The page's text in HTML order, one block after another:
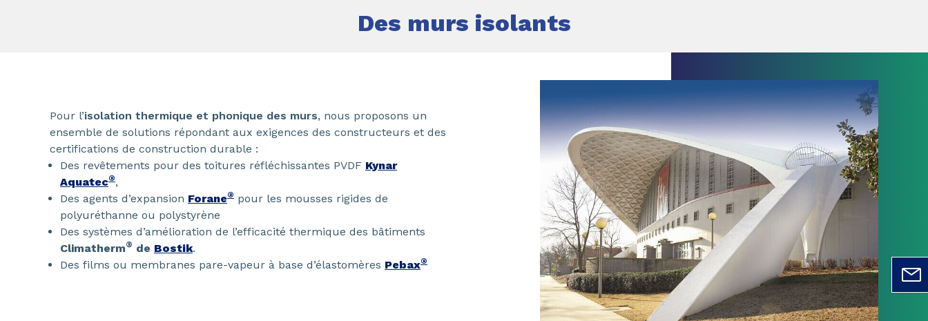
Des murs isolants
Pour l’isolation thermique et phonique des murs, nous proposons un
ensemble de solutions répondant aux exigences des constructeurs et des
certifications de construction durable :
Des revêtements pour des toitures réfléchissantes PVDF Kynar
Aquatec®,
Des agents d’expansion Forane® pour les mousses rigides de
polyuréthanne ou polystyrène
Des systèmes d’amélioration de l’efficacité thermique des bâtiments
Climatherm® de Bostik.
Des films ou membranes pare-vapeur à base d’élastomères Pebax®